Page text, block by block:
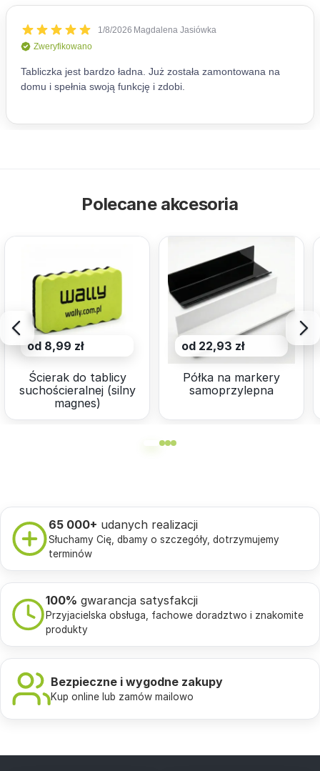
Polecane akcesoria
od 8,99 zł
Ścierak do tablicy
suchościeralnej (silny
magnes)
od 22,93 zł
Półka na markery
samoprzylepna
65 000+ udanych realizacji
Słuchamy Cię, dbamy o szczegóły, dotrzymujemy
terminów
100% gwarancja satysfakcji
Przyjacielska obsługa, fachowe doradztwo i znakomite
produkty
Bezpieczne i wygodne zakupy
Kup online lub zamów mailowo